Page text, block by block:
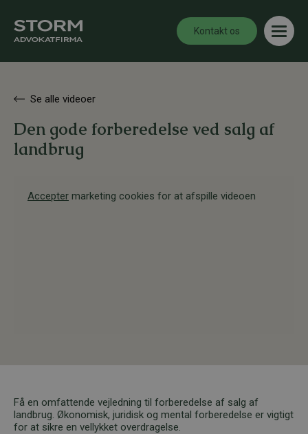
Kontakt os
Se alle videoer
Den gode forberedelse ved salg af
landbrug
Accepter marketing cookies for at afspille videoen
Få en omfattende vejledning til forberedelse af salg af
landbrug. Økonomisk, juridisk og mental forberedelse er vigtigt
for at sikre en vellykket overdragelse.